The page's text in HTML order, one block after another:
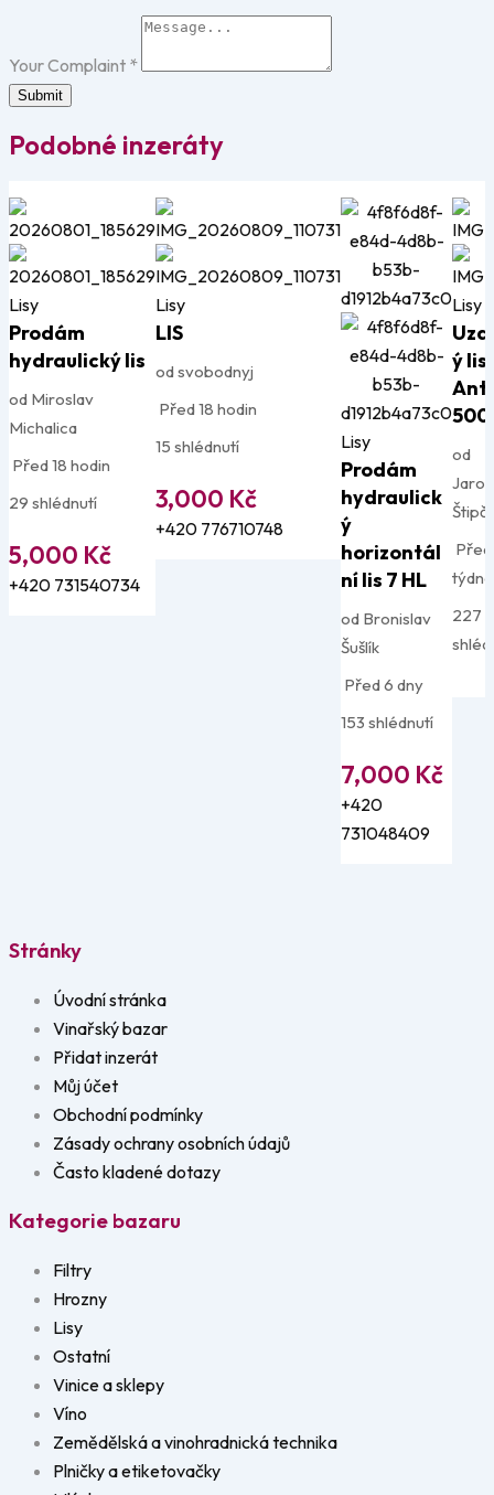
Your Complaint *
Submit
Podobné inzeráty
Lisy
Prodám
hydraulický lis
od Miroslav
Michalica
Před 18 hodin
29 shlédnutí
5,000 Kč
+420 731540734
Lisy
LIS
od svobodnyj
Před 18 hodin
15 shlédnutí
3,000 Kč
+420 776710748
Lisy
Prodám
hydraulick
ý
horizontál
ní lis 7 HL
od Bronislav
Šušlík
Před 6 dny
153 shlédnutí
7,000 Kč
+420
731048409
Lisy
ý lis
500l
od
Před
227
Stránky
Úvodní stránka
Vinařský bazar
Přidat inzerát
Můj účet
Obchodní podmínky
Zásady ochrany osobních údajů
Často kladené dotazy
Kategorie bazaru
Filtry
Hrozny
Lisy
Ostatní
Vinice a sklepy
Víno
Zemědělská a vinohradnická technika
Plničky a etiketovačky